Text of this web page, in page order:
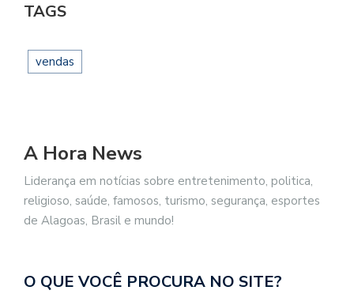
TAGS
vendas
A Hora News
Liderança em notícias sobre entretenimento, politica,
religioso, saúde, famosos, turismo, segurança, esportes
de Alagoas, Brasil e mundo!
O QUE VOCÊ PROCURA NO SITE?